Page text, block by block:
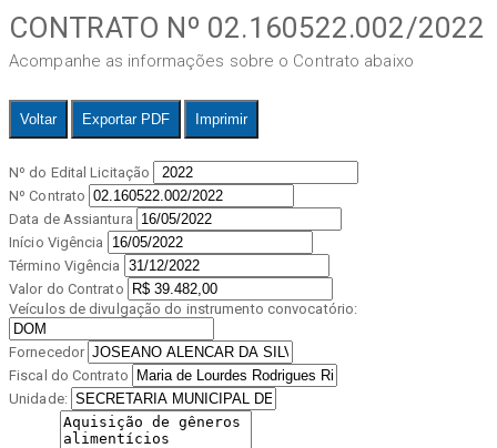
CONTRATO Nº 02.160522.002/2022
Acompanhe as informações sobre o Contrato abaixo
Voltar Exportar PDF Imprimir
Nº do Edital Licitação
Nº Contrato
Data de Assiantura
Início Vigência
Término Vigência
Valor do Contrato
Veículos de divulgação do instrumento convocatório:
Fornecedor
Fiscal do Contrato
Unidade: